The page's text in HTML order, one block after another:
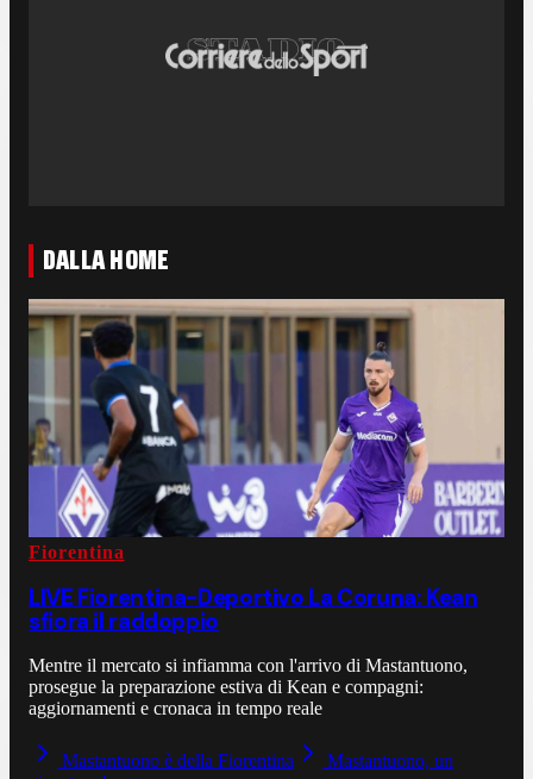
DALLA HOME
Fiorentina
LIVE Fiorentina-Deportivo La Coruna: Kean
sfiora il raddoppio
Mentre il mercato si infiamma con l'arrivo di Mastantuono,
prosegue la preparazione estiva di Kean e compagni:
aggiornamenti e cronaca in tempo reale
Mastantuono è della Fiorentina
Mastantuono, un